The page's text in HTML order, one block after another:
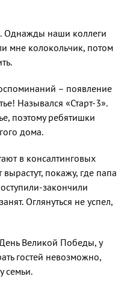
Однажды наши коллеги
мне колокольчик, потом
– появление
Назывался «Старт-3».
поэтому ребятишки
дома.
в консалтинговых
покажу, где папа
закончили
Оглянуться не успел,
Великой Победы, у
гостей невозможно,
семьи.